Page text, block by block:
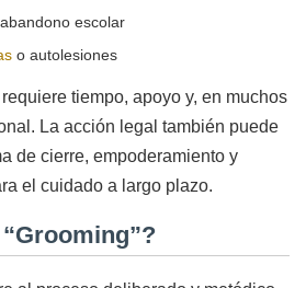
escolar
o autolesiones
tiempo, apoyo y, en muchos
La acción legal también puede
de cierre, empoderamiento y
el cuidado a largo plazo.